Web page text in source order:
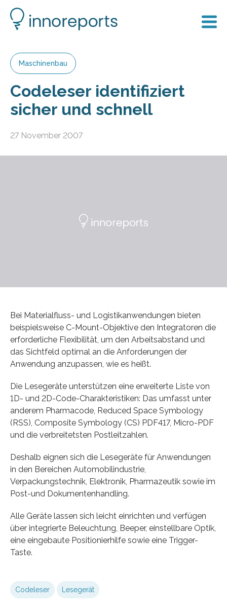
Maschinenbau
Codeleser identifiziert
sicher und schnell
27 November 2007
Bei Materialfluss- und Logistikanwendungen bieten
beispielsweise C-Mount-Objektive den Integratoren die
erforderliche Flexibilität, um den Arbeitsabstand und
das Sichtfeld optimal an die Anforderungen der
Anwendung anzupassen, wie es heißt.
Die Lesegeräte unterstützen eine erweiterte Liste von
1D- und 2D-Code-Charakteristiken: Das umfasst unter
anderem Pharmacode, Reduced Space Symbology
(RSS), Composite Symbology (CS) PDF417, Micro-PDF
und die verbreitetsten Postleitzahlen.
Deshalb eignen sich die Lesegeräte für Anwendungen
in den Bereichen Automobilindustrie,
Verpackungstechnik, Elektronik, Pharmazeutik sowie im
Post-und Dokumentenhandling.
Alle Geräte lassen sich leicht einrichten und verfügen
über integrierte Beleuchtung, Beeper, einstellbare Optik,
eine eingebaute Positionierhilfe sowie eine Trigger-
Taste.
Codeleser Lesegerät